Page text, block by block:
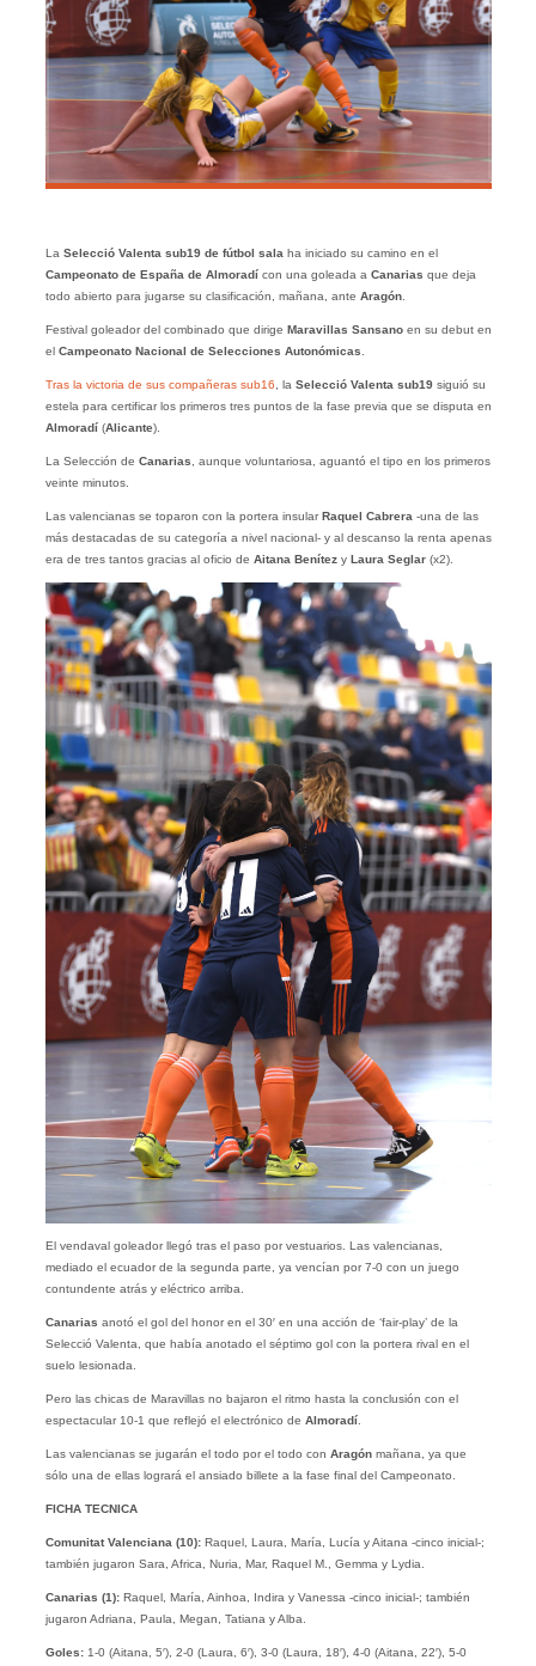
La Selecció Valenta sub19 de fútbol sala ha iniciado su camino en el
Campeonato de España de Almoradícon una goleada a Canarias que deja
todo abierto para jugarse su clasificación, mañana, ante Aragón.
Festival goleador del combinado que dirige Maravillas Sansanoen su debut en
el Campeonato Nacional de Selecciones Autonómicas
Tras la victoria de sus compañeras sub16 , la Selecció Valenta sub19siguió su
estela para certificar los primeros tres puntos de la fase previa que se disputa en
Almoradí(Alicante).
La Selección de Canarias , aunque voluntariosa, aguantó el tipo en los primeros
veinte minutos.
Las valencianas se toparon con la portera insularRaquel Cabrera -una de las
más destacadas de su categoría a nivel nacional- y al descanso la renta apenas
era de tres tantos gracias al oficio de Aitana Benítezy Laura Seglar(x2).
El vendaval goleador llegó tras el paso por vestuarios. Las valencianas,
mediado el ecuador de la segunda parte, ya vencían por 7-0 con un juego
contundente atrás y eléctrico arriba.
Canarias anotó el gol del honor en el 30′ en una acción de ‘fair-play’ de la
Selecció Valenta, que había anotado el séptimo gol con la portera rival en el
suelo lesionada.
Pero las chicas de Maravillas no bajaron el ritmo hasta la conclusión con el
espectacular 10-1 que reflejó el electrónico de Almoradí.
Las valencianas se jugarán el todo por el todo con Aragónmañana, ya que
sólo una de ellas logrará el ansiado billete a la fase final del Campeonato.
FICHA TECNICA
Comunitat Valenciana (10):Raquel, Laura, María, Lucía y Aitana -cinco inicial-;
también jugaron Sara, Africa, Nuria, Mar, Raquel M., Gemma y Lydia.
Canarias (1):Raquel, María, Ainhoa, Indira y Vanessa -cinco inicial-; también
jugaron Adriana, Paula, Megan, Tatiana y Alba.
Goles:1-0 (Aitana, 5′), 2-0 (Laura, 6′), 3-0 (Laura, 18′), 4-0 (Aitana, 22′), 5-0